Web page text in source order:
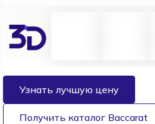
Узнать лучшую цену
Получить каталог Baccarat